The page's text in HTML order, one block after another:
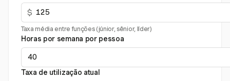
$
Taxa média entre funções (júnior, sênior, líder)
Horas por semana por pessoa
Taxa de utilização atual